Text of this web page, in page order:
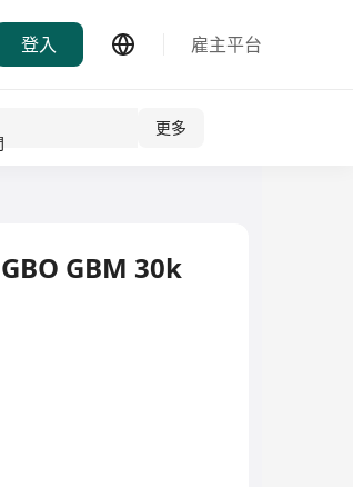
登入 雇主平台
更多
GBM 30k